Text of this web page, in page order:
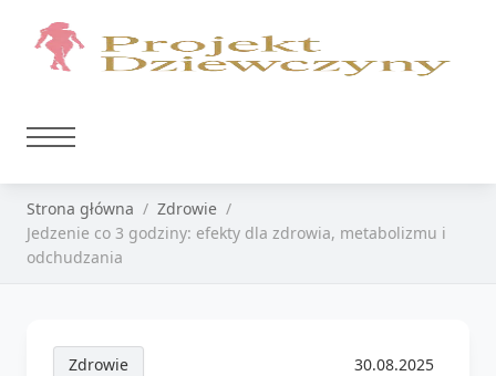
Strona główna
Zdrowie
Jedzenie co 3 godziny: efekty dla zdrowia, metabolizmu i
odchudzania
Zdrowie 30.08.2025